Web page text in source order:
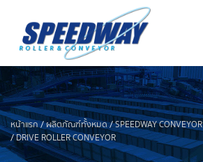
หน้าแรก/ผลิตภัณฑ์ทั้งหมด/SPEEDWAY CONVEYOR
/DRIVE ROLLER CONVEYOR